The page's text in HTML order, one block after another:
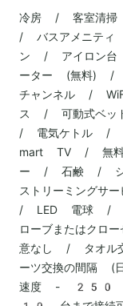
冷房 / 客室清
/ バスアメニテ
ン / アイロン
ーター (無料) /
チャンネル /
ス / 可動式ベッ
/ 電気ケトル /
mart TV / 無料
ー / 石鹸 / シ
ストリーミングサ
/ LED 電球 /
ローブまたはクロ
意なし / タオ
ーツ交換の間
速度 - 250